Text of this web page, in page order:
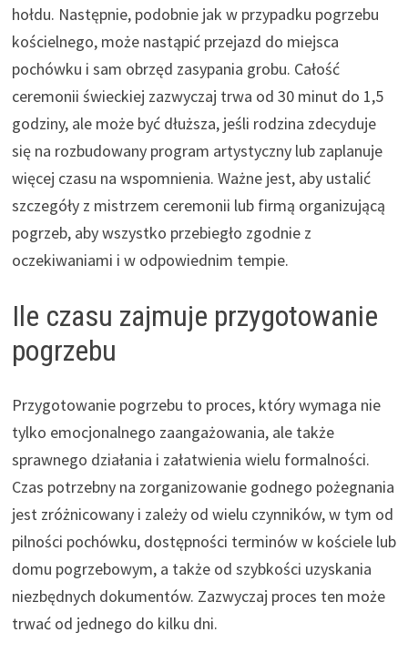
hołdu. Następnie, podobnie jak w przypadku pogrzebu
kościelnego, może nastąpić przejazd do miejsca
pochówku i sam obrzęd zasypania grobu. Całość
ceremonii świeckiej zazwyczaj trwa od 30 minut do 1,5
godziny, ale może być dłuższa, jeśli rodzina zdecyduje
się na rozbudowany program artystyczny lub zaplanuje
więcej czasu na wspomnienia. Ważne jest, aby ustalić
szczegóły z mistrzem ceremonii lub firmą organizującą
pogrzeb, aby wszystko przebiegło zgodnie z
oczekiwaniami i w odpowiednim tempie.
Ile czasu zajmuje przygotowanie
pogrzebu
Przygotowanie pogrzebu to proces, który wymaga nie
tylko emocjonalnego zaangażowania, ale także
sprawnego działania i załatwienia wielu formalności.
Czas potrzebny na zorganizowanie godnego pożegnania
jest zróżnicowany i zależy od wielu czynników, w tym od
pilności pochówku, dostępności terminów w kościele lub
domu pogrzebowym, a także od szybkości uzyskania
niezbędnych dokumentów. Zazwyczaj proces ten może
trwać od jednego do kilku dni.